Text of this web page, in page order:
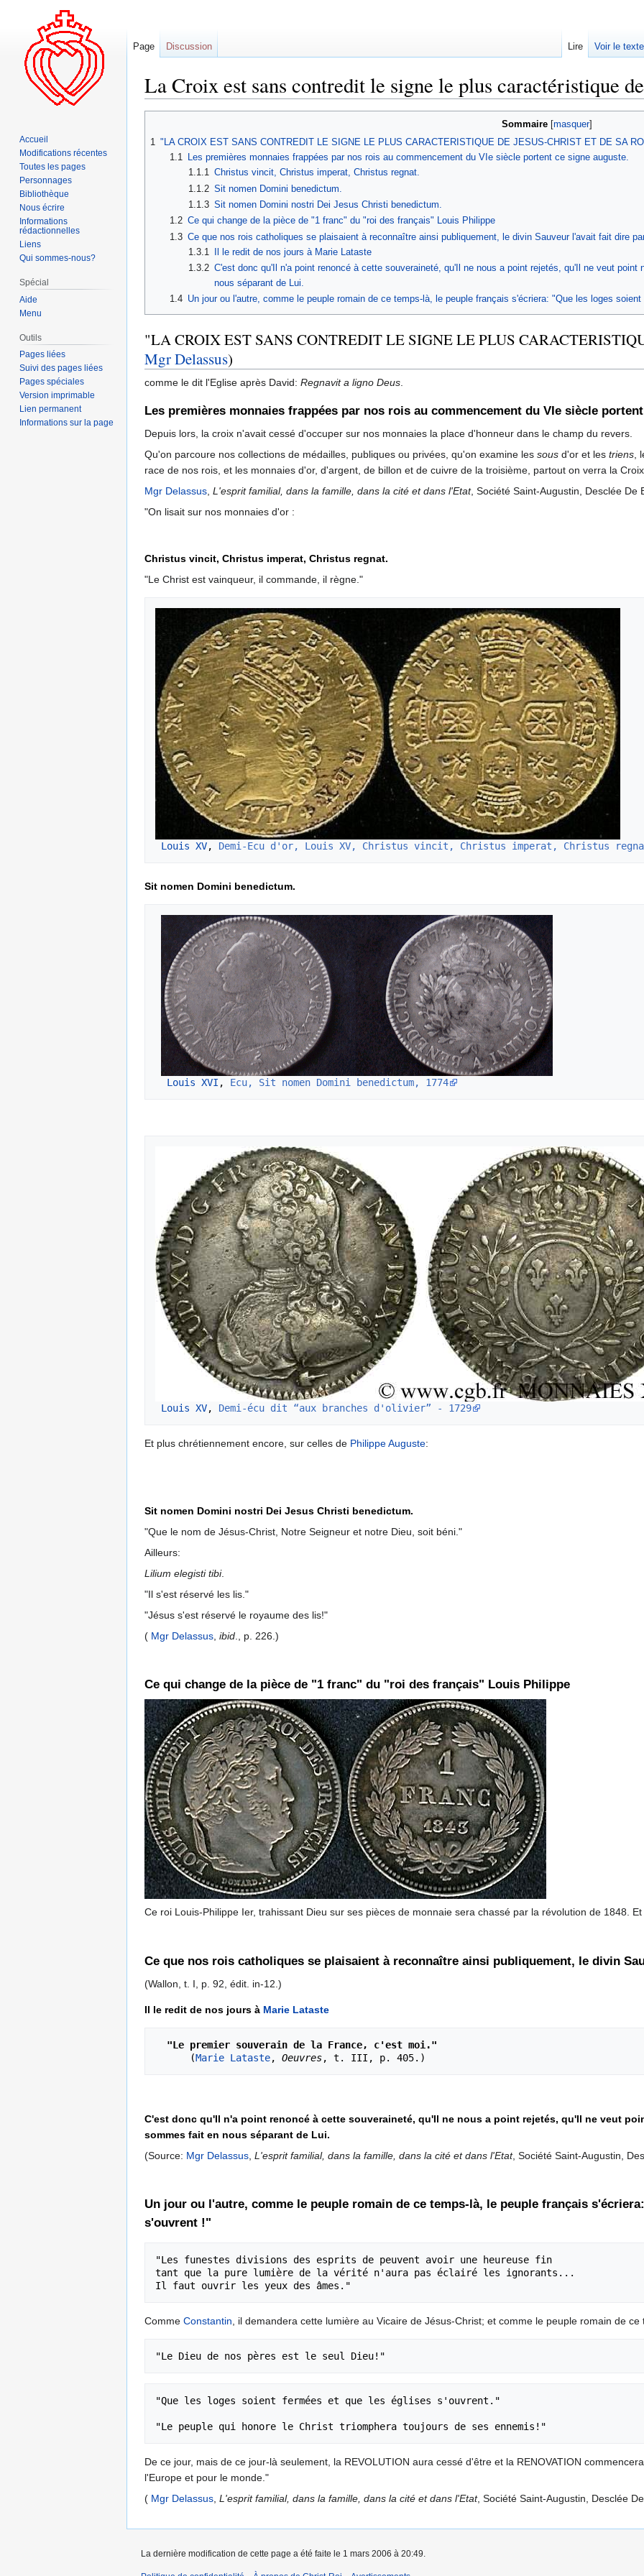
La Croix est sans contredit le signe le plus caractéristique
navigation
Sommaire
1 "LA CROIX EST SANS CONTREDIT LE SIGNE LE PLUS CARACTERISTIQUE DE JESUS-CHRIST ET DE SA
1.1
Les premières monnaies frappées par nos rois au commencement du VIe siècle portent ce signe auguste.
1.1.1 Christus vincit, Christus imperat, Christus regnat.
1.1.2 Sit nomen Domini benedictum.
1.1.3 Sit nomen Domini nostri Dei Jesus Christi benedictum.
1.2 Ce qui change de la pièce de "1 franc" du "roi des français" Louis Philippe
1.3 Ce que nos rois catholiques se plaisaient à reconnaître ainsi publiquement, le divin Sauveur l'avait fait dire
1.3.1
Il le redit de nos jours à Marie Lataste
1.3.2 C'est donc qu'Il n'a point renoncé à cette souveraineté, qu'Il ne nous a point rejetés, qu'Il ne veut
nous séparant de Lui.
1.4 Un jour ou l'autre, comme le peuple romain de ce temps-là, le peuple français s'écriera: "Que les loges
"LA CROIX EST SANS CONTREDIT LE SIGNE LE PLUS
Mgr Delassus)
comme le dit l'Eglise après David: Regnavit a ligno Deus.
Les premières monnaies frappées par nos rois au commencement du VIe siècle
Depuis lors, la croix n'avait cessé d'occuper sur nos monnaies la place d'honneur dans le champ du revers.
Qu'on parcoure nos collections de médailles, publiques ou privées, qu'on examine les sous d'or et les triens ,
race de nos rois, et les monnaies d'or, d'argent, de billon et de cuivre de la troisième, partout on verra la
Mgr Delassus L'esprit familial, dans la famille, dans la cité et dans l'Etat, Société Saint-Augustin, Desclée
"On lisait sur nos monnaies d'or :
Christus vincit, Christus imperat, Christus regnat.
"Le Christ est vainqueur, il commande, il règne."
Louis XV, Demi-Ecu d'or, Louis XV, Christus vincit, Christus imperat, Christus
Sit nomen Domini benedictum.
Louis XVI , Ecu, Sit nomen Domini benedictum, 1774
Louis XV, Demi-écu dit “aux branches d'olivier” - 1729
Et plus chrétiennement encore, sur celles de Philippe Auguste:
Sit nomen Domini nostri Dei Jesus Christi benedictum.
"Que le nom de Jésus-Christ, Notre Seigneur et notre Dieu, soit béni."
Ailleurs:
Lilium elegisti tibi.
"Il s'est réservé les lis."
"Jésus s'est réservé le royaume des lis!"
( Mgr Delassus ibid ., p. 226.)
Ce qui change de la pièce de "1 franc" du "roi des français" Louis Philippe
Ce roi Louis-Philippe Ier, trahissant Dieu sur ses pièces de monnaie sera chassé par la révolution de 1848.
Ce que nos rois catholiques se plaisaient à reconnaître ainsi publiquement, le divin
(Wallon, t. I, p. 92, édit. in-12.)
Il le redit de nos jours à Marie Lataste
"Le premier souverain de la France, c'est moi."
      (
Marie Lataste, Oeuvres
C'est donc qu'Il n'a point renoncé à cette souveraineté, qu'Il ne nous a point rejetés, qu'Il ne veut
sommes fait en nous séparant de Lui.
(Source: Mgr Delassus L'esprit familial, dans la famille, dans la cité et dans l'Etat, Société Saint-Augustin,
Un jour ou l'autre, comme le peuple romain de ce temps-là, le peuple français
s'ouvrent !"
"Les funestes divisions des esprits de peuvent avoir une heureuse fin
tant que la pure lumière de la vérité n'aura pas éclairé les ignorants...
Comme Constantin , il demandera cette lumière au Vicaire de Jésus-Christ; et comme le peuple romain de
"Que les loges soient fermées et que les églises s'ouvrent."
De ce jour, mais de ce jour-là seulement, la REVOLUTION aura cessé d'être et la RENOVATION
l'Europe et pour le monde."
( Mgr Delassus L'esprit familial, dans la famille, dans la cité et dans l'Etat, Société Saint-Augustin, Desclée
Page Discussion Lire Voir le
Accueil
Modifications récentes
Toutes les pages
Personnages
Bibliothèque
Nous écrire
Informations
rédactionnelles
Liens
Qui sommes-nous?
Spécial
Aide
Menu
Outils
Pages liées
Suivi des pages liées
Pages spéciales
Version imprimable
Lien permanent
Informations sur la page
La dernière modification de cette page a été faite le 1 mars 2006 à 20:49.